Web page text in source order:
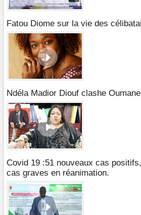
Fatou Diome sur la vie des
Ndéla Madior Diouf clashe
Covid 19 :51 nouveaux cas
cas graves en réanimation.